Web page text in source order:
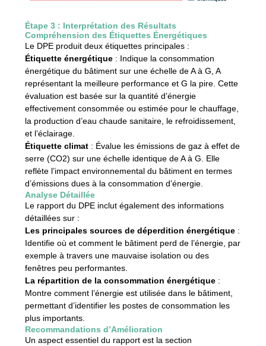
Étape 3 : Interprétation des Résultats
Compréhension des Étiquettes Énergétiques
Le DPE produit deux étiquettes principales :
Étiquette énergétique : Indique la consommation
énergétique du bâtiment sur une échelle de A à G, A
représentant la meilleure performance et G la pire. Cette
évaluation est basée sur la quantité d’énergie
effectivement consommée ou estimée pour le chauffage,
la production d’eau chaude sanitaire, le refroidissement,
et l’éclairage.
Étiquette climat : Évalue les émissions de gaz à effet de
serre (CO2) sur une échelle identique de A à G. Elle
reflète l’impact environnemental du bâtiment en termes
d’émissions dues à la consommation d’énergie.
Analyse Détaillée
Le rapport du DPE inclut également des informations
détaillées sur :
Les principales sources de déperdition énergétique :
Identifie où et comment le bâtiment perd de l’énergie, par
exemple à travers une mauvaise isolation ou des
fenêtres peu performantes.
La répartition de la consommation énergétique :
Montre comment l’énergie est utilisée dans le bâtiment,
permettant d’identifier les postes de consommation les
plus importants.
Recommandations d’Amélioration
Un aspect essentiel du rapport est la section